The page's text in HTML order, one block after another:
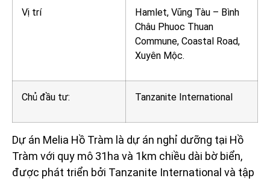
Vị trí
Hamlet, Vũng Tàu – Bình
Châu Phuoc Thuan
Commune, Coastal Road,
Xuyên Mộc.
Chủ đầu tư: Tanzanite International
Dự án Melia Hồ Tràm là dự án nghỉ dưỡng tại Hồ
Tràm với quy mô 31ha và 1km chiều dài bờ biển,
được phát triển bởi Tanzanite International và tập